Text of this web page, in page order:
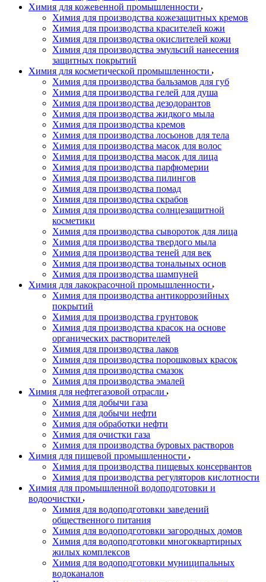
Химия для кожевенной промышленности
Химия для производства кожезащитных кремов
Химия для производства красителей кожи
Химия для производства окислителей кожи
Химия для производства эмульсий нанесения
защитных покрытий
Химия для косметической промышленности
Химия для производства бальзамов для губ
Химия для производства гелей для душа
Химия для производства дезодорантов
Химия для производства жидкого мыла
Химия для производства кремов
Химия для производства лосьонов для тела
Химия для производства масок для волос
Химия для производства масок для лица
Химия для производства парфюмерии
Химия для производства пилингов
Химия для производства помад
Химия для производства скрабов
Химия для производства солнцезащитной
косметики
Химия для производства сывороток для лица
Химия для производства твердого мыла
Химия для производства теней для век
Химия для производства тональных основ
Химия для производства шампуней
Химия для лакокрасочной промышленности
Химия для производства антикоррозийных
покрытий
Химия для производства грунтовок
Химия для производства красок на основе
органических растворителей
Химия для производства лаков
Химия для производства порошковых красок
Химия для производства смазок
Химия для производства эмалей
Химия для нефтегазовой отрасли
Химия для добычи газа
Химия для добычи нефти
Химия для обработки нефти
Химия для очистки газа
Химия для производства буровых растворов
Химия для пищевой промышленности
Химия для производства пищевых консервантов
Химия для производства регуляторов кислотности
Химия для промышленной водоподготовки и
водоочистки
Химия для водоподготовки заведений
общественного питания
Химия для водоподготовки загородных домов
Химия для водоподготовки многоквартирных
жилых комплексов
Химия для водоподготовки муниципальных
водоканалов